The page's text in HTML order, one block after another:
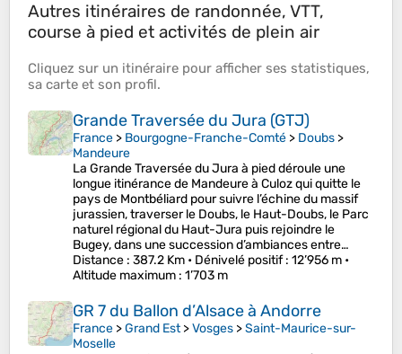
Autres itinéraires de randonnée, VTT,
course à pied et activités de plein air
Cliquez sur un itinéraire pour afficher ses statistiques,
sa carte et son profil.
Grande Traversée du Jura (GTJ)
France > Bourgogne-Franche-Comté > Doubs >
Mandeure
La Grande Traversée du Jura à pied déroule une
longue itinérance de Mandeure à Culoz qui quitte le
pays de Montbéliard pour suivre l’échine du massif
jurassien, traverser le Doubs, le Haut-Doubs, le Parc
naturel régional du Haut-Jura puis rejoindre le
Bugey, dans une succession d’ambiances entre…
Distance : 387.2 Km • Dénivelé positif: 12’956 m •
Altitude maximum : 1’703 m
GR 7 du Ballon d’Alsace à Andorre
France >Grand Est>Vosges >Saint-Maurice-sur-
Moselle